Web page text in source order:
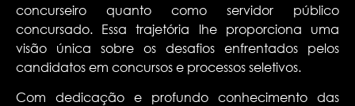
concurseiro quanto como servidor público
concursado. Essa trajetória lhe proporciona uma
visão única sobre os desafios enfrentados pelos
candidatos em concursos e processos seletivos.
Com dedicação e profundo conhecimento das